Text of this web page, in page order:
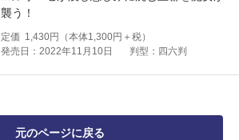
襲う！
定価 1,430円（本体1,300円＋税）
発売日：2022年11月10日
判型：四六判
元のページに戻る